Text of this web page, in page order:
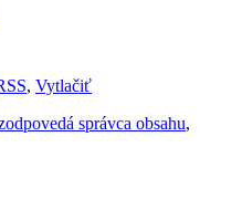
, Vytlačiť
správca obsahu,